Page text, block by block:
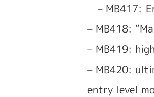
– MB417:
– MB418:
– MB419:
– MB420:
entry level